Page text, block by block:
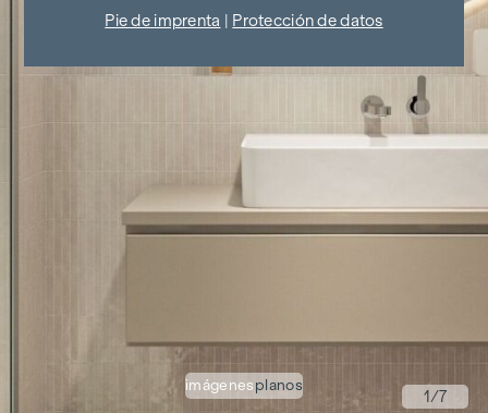
imágenes planos
1/7
Pie de imprenta Protección de datos